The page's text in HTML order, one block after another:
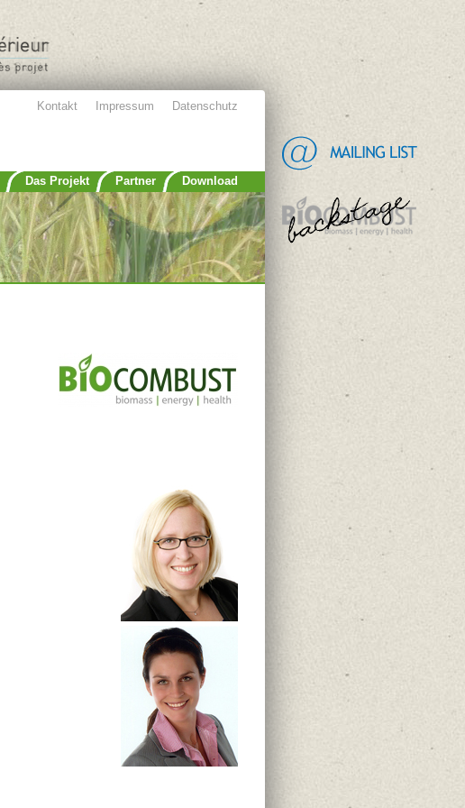
Das Projekt Partner Download
Kontakt Impressum Datenschutz